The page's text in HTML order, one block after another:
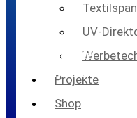
UV-
Projekte
Shop
unterschätzte
Werbefläche.